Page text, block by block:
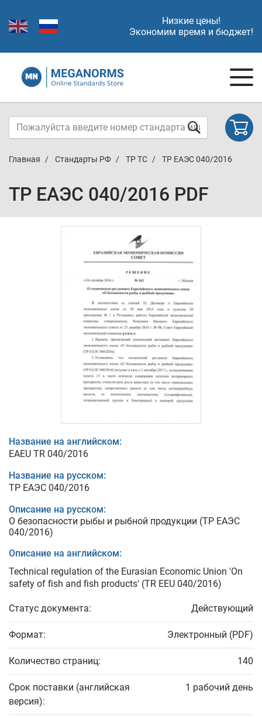
Низкие цены!
Экономим время и бюджет!
Главная Стандарты РФ ТР ТС ТР ЕАЭС 040/2016
ТР ЕАЭС 040/2016 PDF
Название на английском:
EAEU TR 040/2016
Название на русском:
ТР ЕАЭС 040/2016
Описание на русском:
О безопасности рыбы и рыбной продукции (ТР ЕАЭС
040/2016)
Описание на английском:
Technical regulation of the Eurasian Economic Union 'On
safety of fish and fish products' (TR EEU 040/2016)
Статус документа: Действующий
Формат: Электронный (PDF)
Количество страниц: 140
Срок поставки (английская
версия):
1 рабочий день